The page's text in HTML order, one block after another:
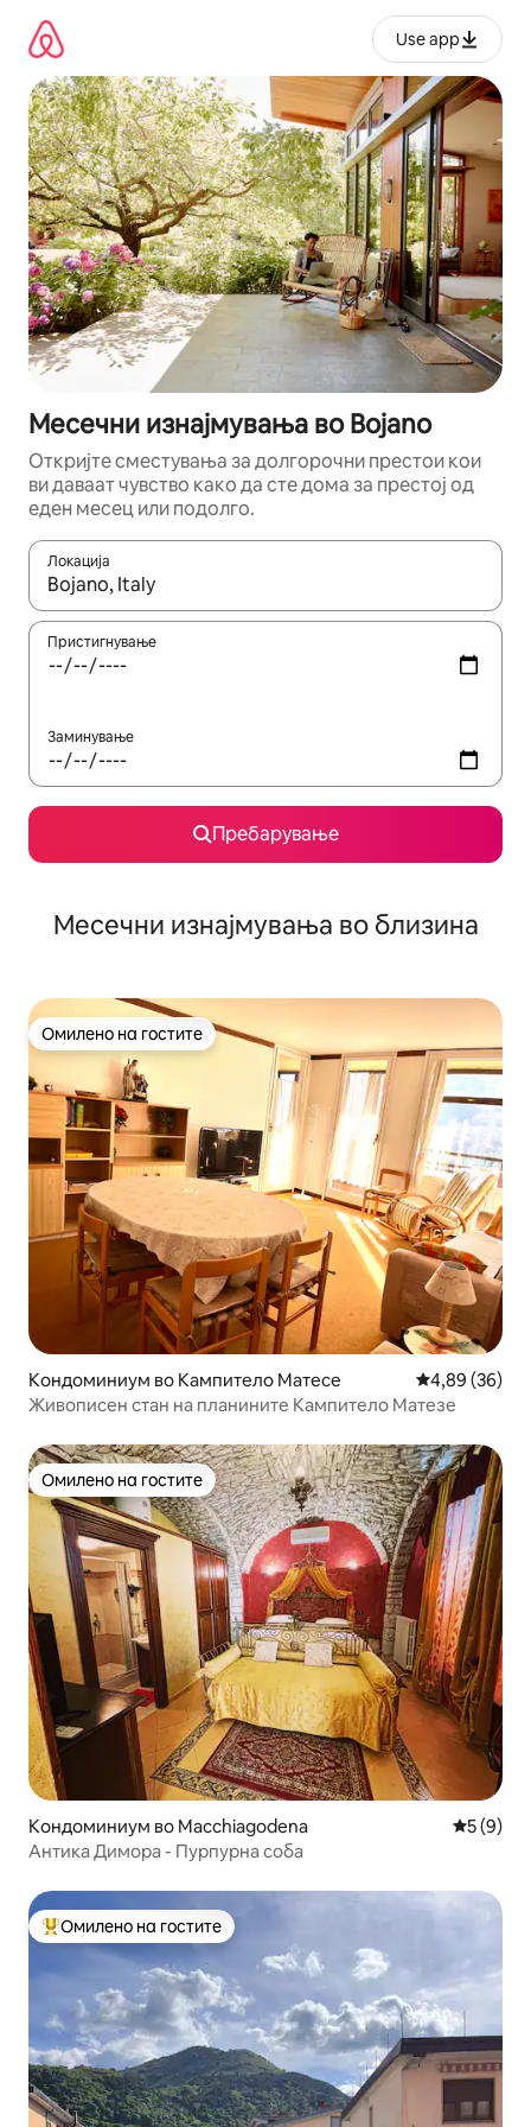
содржина
Use app
Месечни изнајмувања во Bojano
Откријте сместувања за долгорочни престои кои
ви даваат чувство како да сте дома за престој од
еден месец или подолго.
Локација
Кога резултатите се достапни, движете се со копчињата
Пристигнување
Заминување
Пребарување
Месечни изнајмувања во близина
Омилено на гостите
Омилено на гостите
Кондоминиум во Кампитело Матесе Просечна
4,89 (36)
Живописен стан на планините Кампитело Матезе
Омилено на гостите
Омилено на гостите
Кондоминиум во Macchiagodena
5 (9)
Антика Димора - Пурпурна соба
Меѓу најуспешните „Омилени на гостите“
Омилено на гостите